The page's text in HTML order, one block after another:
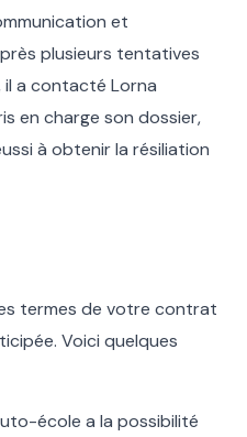
et
plusieurs tentatives
a contacté Lorna
en charge son dossier,
à obtenir la résiliation
termes de votre contrat
Voici quelques
école a la possibilité